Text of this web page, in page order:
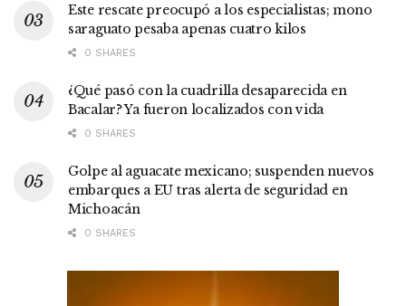
Este rescate preocupó a los especialistas; mono
saraguato pesaba apenas cuatro kilos
0 SHARES
¿Qué pasó con la cuadrilla desaparecida en
Bacalar? Ya fueron localizados con vida
0 SHARES
Golpe al aguacate mexicano; suspenden nuevos
embarques a EU tras alerta de seguridad en
Michoacán
0 SHARES